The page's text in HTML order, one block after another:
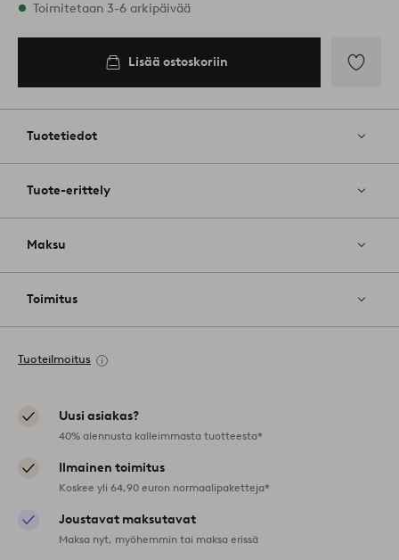
Varastossa
Toimitetaan 3-6 arkipäivää
Lisää ostoskoriin
Tuotetiedot
Tuote-erittely
Maksu
Toimitus
Tuoteilmoitus
Uusi asiakas?
40% alennusta kalleimmasta tuotteesta*
Ilmainen toimitus
Koskee yli 64,90 euron normaalipaketteja*
Joustavat maksutavat
Maksa nyt, myöhemmin tai maksa erissä